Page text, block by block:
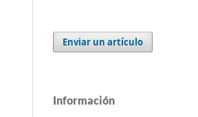
Enviar un artículo
Información